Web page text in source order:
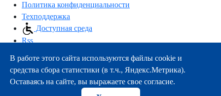
Политика конфиденциальности
Техподдержка
Доступная среда
Rss
163000, г.Архангельск, пр-т Троицкий, 51
тел.:+7 (8182) 21-11-63
e-mail:info@nsmu.ru
В работе этого сайта используются файлы cookie и
средства сбора статистики (в т.ч., Яндекс.Метрика).
Оставаясь на сайте, вы выражаете свое согласие.